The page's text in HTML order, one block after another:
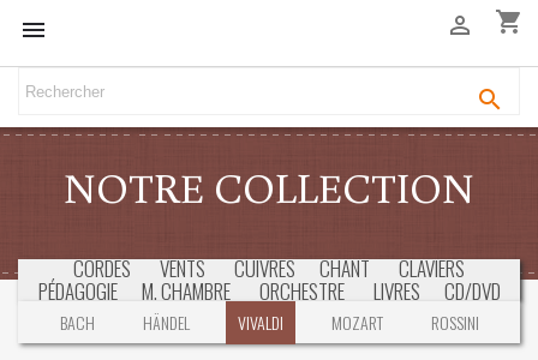
 shopping_cart


NOTRE COLLECTION
CORDES VENTS CUIVRES CHANT CLAVIERS
PÉDAGOGIE M. CHAMBRE ORCHESTRE LIVRES CD/DVD
SÉLECTION CONCOURS & EXAMENS
BACH HÄNDEL VIVALDI MOZART ROSSINI